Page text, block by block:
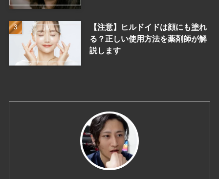
【注意】ヒルドイドは顔にも塗れ
る？正しい使用方法を薬剤師が解
説します